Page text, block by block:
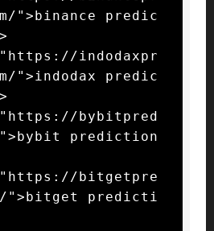
">binance predic
indodaxpr
">indodax predic
bybitpred
prediction
bitgetpre
">bitget predicti